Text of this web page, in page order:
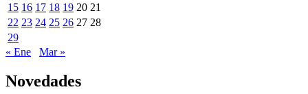
15 16 17 18 19 20 21
22 23 24 25 26 27 28
29
« Ene
Mar »
Novedades